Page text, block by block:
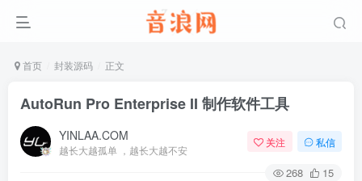
首页 封装源码 正文
AutoRun Pro Enterprise II 制作软件工具
YINLAA.COM
越长大越孤单 ，越长大越不安
关注 私信
268 15